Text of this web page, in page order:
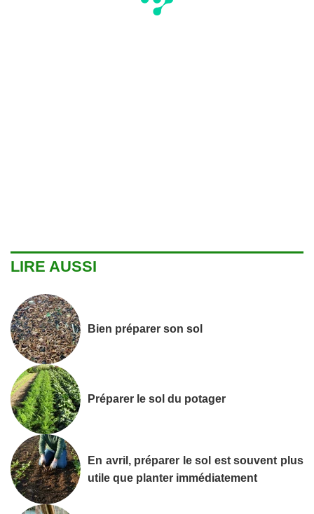
LIRE AUSSI
Bien préparer son sol
Préparer le sol du potager
En avril, préparer le sol est souvent plus
utile que planter immédiatement